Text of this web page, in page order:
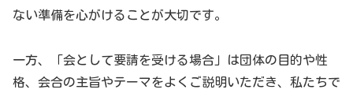
ない準備を心がけることが大切です。
一方、「会として要請を受ける場合」は団体の目的や性
格、会合の主旨やテーマをよくご説明いただき、私たちで